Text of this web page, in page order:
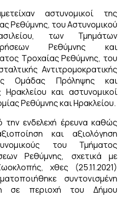
αστυνομικοί της
Ρεθύμνης, του Αστυνομικού
των Τμημάτων
Ρεθύμνης και
Τροχαίας Ρεθύμνης, του
Αντιτρομοκρατικής
Ομάδας Πρόληψης και
και αστυνομικοί
Ρεθύμνης και Ηρακλείου.
την ενδελεχή έρευνα καθώς
και αξιολόγηση
του Τμήματος
Ρεθύμνης, σχετικά με
χθες (25.11.2021)
συντονισμένη
σε περιοχή του Δήμου